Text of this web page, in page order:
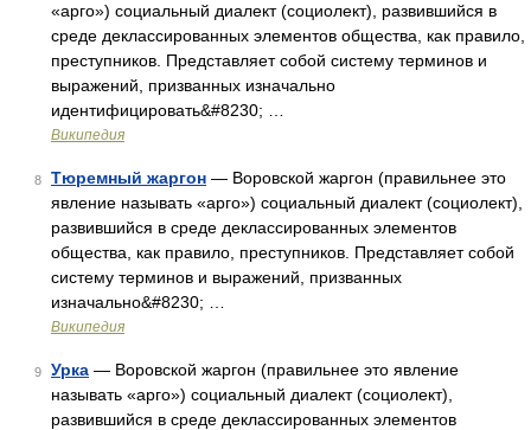
«арго») социальный диалект (социолект), развившийся в
среде деклассированных элементов общества, как правило,
преступников. Представляет собой систему терминов и
выражений, призванных изначально
идентифицировать&#8230; …
Википедия
8 Тюремный жаргон — Воровской жаргон (правильнее это
явление называть «арго») социальный диалект (социолект),
развившийся в среде деклассированных элементов
общества, как правило, преступников. Представляет собой
систему терминов и выражений, призванных
изначально&#8230; …
Википедия
9 Урка — Воровской жаргон (правильнее это явление
называть «арго») социальный диалект (социолект),
развившийся в среде деклассированных элементов